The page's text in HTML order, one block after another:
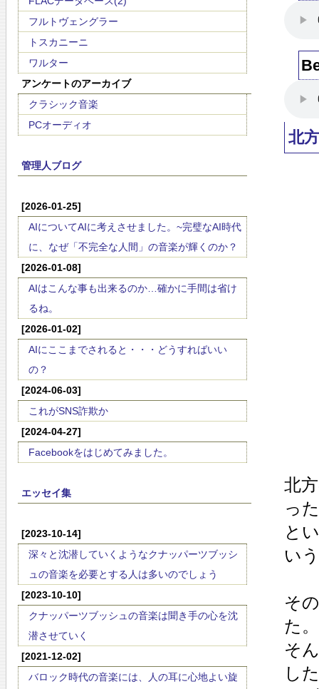
フルトヴェングラー
トスカニーニ
ワルター
アンケートのアーカイブ
クラシック音楽
PCオーディオ
管理人ブログ
[2026-01-25]
AIについてAIに考えさせました。~完璧なAI時代
に、なぜ「不完全な人間」の音楽が輝くのか？
[2026-01-08]
AIはこんな事も出来るのか…確かに手間は省け
るね。
[2026-01-02]
AIにここまでされると・・・どうすればいい
の？
[2024-06-03]
これがSNS詐欺か
[2024-04-27]
Facebookをはじめてみました。
エッセイ集
[2023-10-14]
深々と沈潜していくようなクナッパーツブッシ
ュの音楽を必要とする人は多いのでしょう
[2023-10-10]
クナッパーツブッシュの音楽は聞き手の心を沈
潜させていく
[2021-12-02]
バロック時代の音楽には、人の耳に心地よい旋
北
北
っ
と
い
そ
た。
そ
し